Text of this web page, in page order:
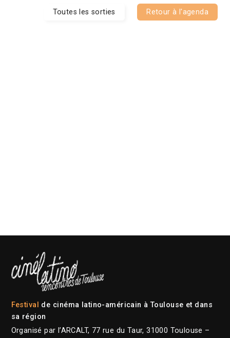
Toutes les sorties Retour à l'agenda
Festival de cinéma latino-américain à Toulouse et dans
sa région
Organisé par l’ARCALT, 77 rue du Taur, 31000 Toulouse –